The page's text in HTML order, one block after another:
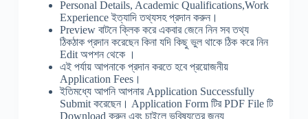
Personal Details, Academic Qualifications,Work
Experience ইত্যাদি তথ্যসহ প্রদান করুন।
Preview বাটনে ক্লিক করে একবার জেনে নিন সব তথ্য
ঠিকঠাক প্রদান করেছেন কিনা যদি কিছু ভুল থাকে ঠিক করে নিন
Edit অপশন থেকে ।
এই পর্যায় আপনাকে প্রদান করতে হবে প্রয়োজনীয়
Application Fees।
ইতিমধ্যে আপনি আপনার Application Successfully
Submit করেছেন। Application Form টির PDF File টি
Download করুন এবং চাইলে ভবিষ্যতের জন্য